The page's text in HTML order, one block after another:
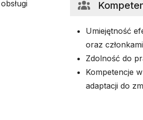
Umiejętność
oraz
Zdolność do
Kompetencje
adaptacji do